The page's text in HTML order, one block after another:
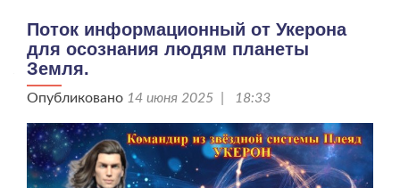
Поток информационный от Укерона
для осознания людям планеты
Земля.
Опубликовано 14 июня 2025 | 18:33